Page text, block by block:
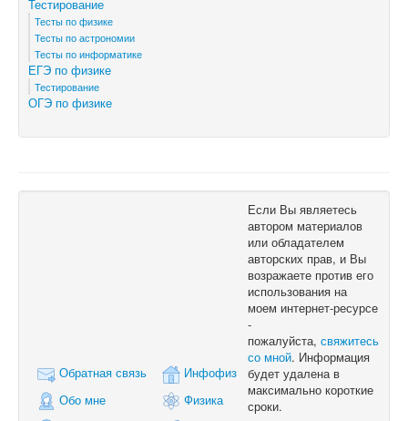
Тестирование
Тесты по физике
Тесты по астрономии
Тесты по информатике
ЕГЭ по физике
Тестирование
ОГЭ по физике
Обратная связь
Обо мне
Инфофиз
Физика
Если Вы являетесь
автором материалов
или обладателем
авторских прав, и Вы
возражаете против его
использования на
моем интернет-ресурсе
-
пожалуйста, свяжитесь
со мной. Информация
будет удалена в
максимально короткие
сроки.